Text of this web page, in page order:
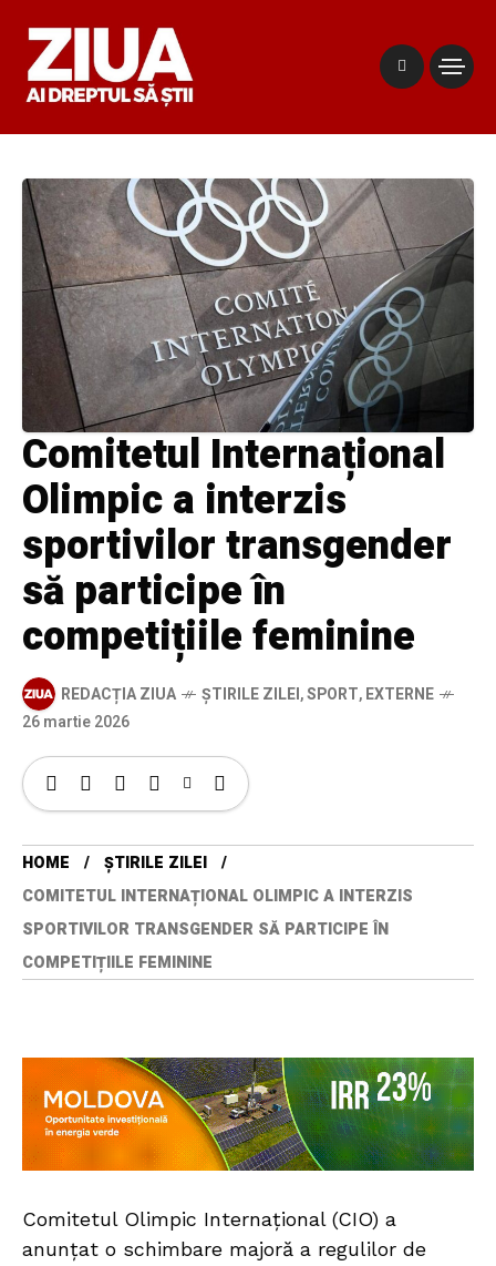
Comitetul Internațional
Olimpic a interzis
sportivilor transgender
să participe în
competițiile feminine
REDACȚIA ZIUA ȘTIRILE ZILEI,SPORT,EXTERNE
26 martie 2026
HOME
ȘTIRILE ZILEI
COMITETUL INTERNAȚIONAL OLIMPIC A INTERZIS
SPORTIVILOR TRANSGENDER SĂ PARTICIPE ÎN
COMPETIȚIILE FEMININE
Comitetul Olimpic Internațional (CIO) a
anunțat o schimbare majoră a regulilor de